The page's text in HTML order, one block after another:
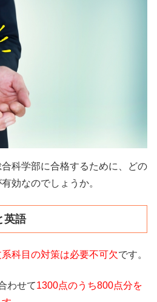
科学部に合格するために、どの
効なのでしょうか。
英語
系科目の対策は必要不可欠です。
わせて1300点のうち800点分を